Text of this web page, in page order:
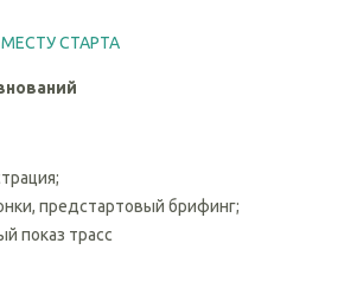
ПРОФИЛЬ ДЛЯ КАТЕГОРИИ
СТАРТА
предстартовый брифинг;
показ трасс